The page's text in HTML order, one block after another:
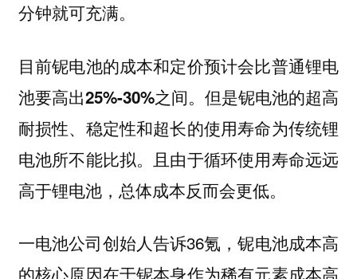
分钟就可充满。
目前铌电池的成本和定价预计会比普通锂电
池要高出25%-30%之间。但是铌电池的超高
耐损性、稳定性和超长的使用寿命为传统锂
电池所不能比拟。且由于循环使用寿命远远
高于锂电池，总体成本反而会更低。
一电池公司创始人告诉36氪，铌电池成本高
的核心原因在于铌本身作为稀有元素成本高